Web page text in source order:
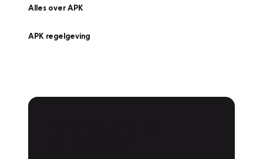
Alles over APK
APK regelgeving